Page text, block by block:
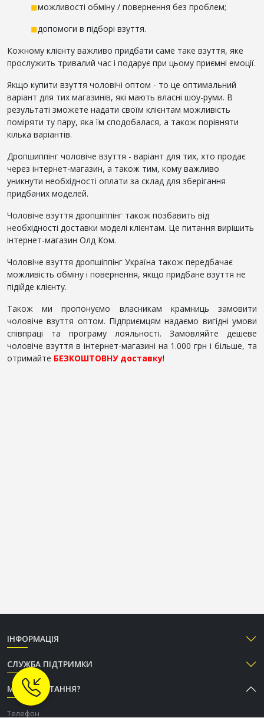
◼можливості обміну / повернення без проблем;
◼допомоги в підборі взуття.
Кожному клієнту важливо придбати саме таке взуття, яке
прослужить тривалий час і подарує при цьому приємні емоції.
Якщо купити взуття чоловічі оптом - то це оптимальний
варіант для тих магазинів, які мають власні шоу-руми. В
результаті зможете надати своїм клієнтам можливість
поміряти ту пару, яка їм сподобалася, а також порівняти
кілька варіантів.
Дропшиппінг чоловіче взуття - варіант для тих, хто продає
через інтернет-магазин, а також тим, кому важливо
уникнути необхідності оплати за склад для зберігання
придбаних моделей.
Чоловіче взуття дропшіппінг також позбавить від
необхідності доставки моделі клієнтам. Це питання вирішить
інтернет-магазин Олд Ком.
Чоловіче взуття дропшіппінг Україна також передбачає
можливість обміну і повернення, якщо придбане взуття не
підійде клієнту.
Також ми пропонуємо власникам крамниць замовити
чоловіче взуття оптом. Підприємцям надаємо вигідні умови
співпраці та програму лояльності. Замовляйте дешеве
чоловіче взуття в інтернет-магазині на 1.000 грн і більше, та
отримайте БЕЗКОШТОВНУ доставку!
ІНФОРМАЦІЯ
СЛУЖБА ПІДТРИМКИ
МАЄТЕ ПИТАННЯ?
Телефон